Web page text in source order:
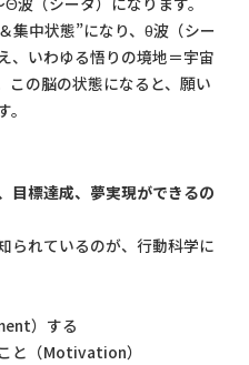
集中状態”になり、θ波（シー
、いわゆる悟りの境地＝宇宙
この脳の状態になると、願い
目標達成、夢実現ができるの
られているのが、行動科学に
）する
と（Motivation）